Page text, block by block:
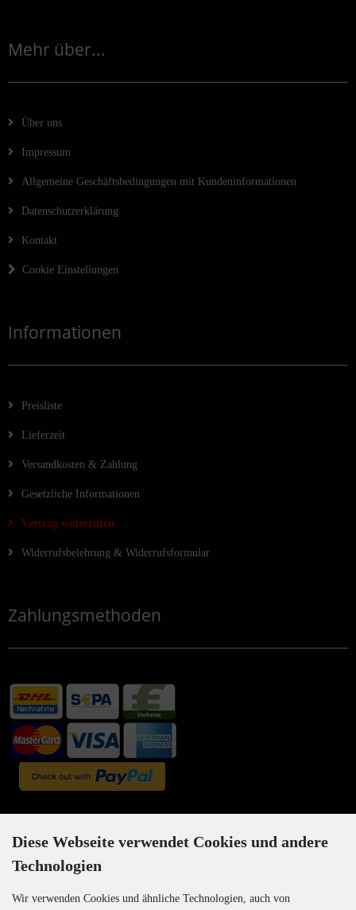
Mehr über...
Über uns
Impressum
Allgemeine Geschäftsbedingungen mit Kundeninformationen
Datenschutzerklärung
Kontakt
Cookie Einstellungen
Informationen
Preisliste
Lieferzeit
Versandkosten & Zahlung
Gesetzliche Informationen
Vertrag widerrufen
Widerrufsbelehrung & Widerrufsformular
Zahlungsmethoden
Newsletter-Anmeldung
Diese Webseite verwendet Cookies und andere
Technologien
Wir verwenden Cookies und ähnliche Technologien, auch von